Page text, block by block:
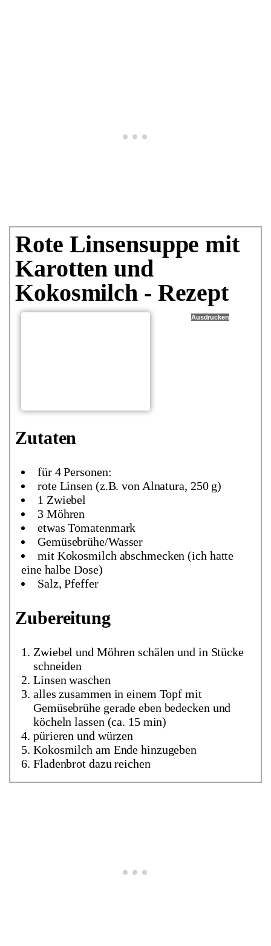
Rote Linsensuppe mit
Karotten und
Kokosmilch - Rezept
Ausdrucken
Zutaten
für 4 Personen:
rote Linsen (z.B. von Alnatura, 250 g)
1 Zwiebel
3 Möhren
etwas Tomatenmark
Gemüsebrühe/Wasser
mit Kokosmilch abschmecken (ich hatte
eine halbe Dose)
Salz, Pfeffer
Zubereitung
Zwiebel und Möhren schälen und in Stücke
schneiden
Linsen waschen
alles zusammen in einem Topf mit
Gemüsebrühe gerade eben bedecken und
köcheln lassen (ca. 15 min)
pürieren und würzen
Kokosmilch am Ende hinzugeben
Fladenbrot dazu reichen